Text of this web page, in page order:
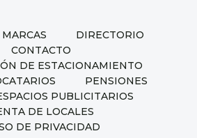
MARCAS
DIRECTORIO
CONTACTO
DE ESTACIONAMIENTO
PENSIONES
PUBLICITARIOS
DE LOCALES
DE PRIVACIDAD